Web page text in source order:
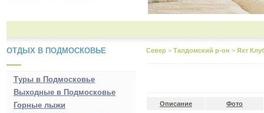
ОТДЫХ В ПОДМОСКОВЬЕ
Туры в Подмосковье
Выходные в Подмосковье
Горные лыжи
Север > Талдомский р-он > Яхт
Описание Фото